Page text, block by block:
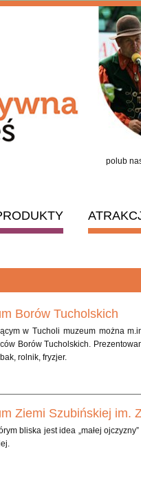
polub
Borów Tucholskich
w Tucholi muzeum można
Borów Tucholskich.
rolnik, fryzjer.
Ziemi Szubińskiej im.
bliska jest idea „małej